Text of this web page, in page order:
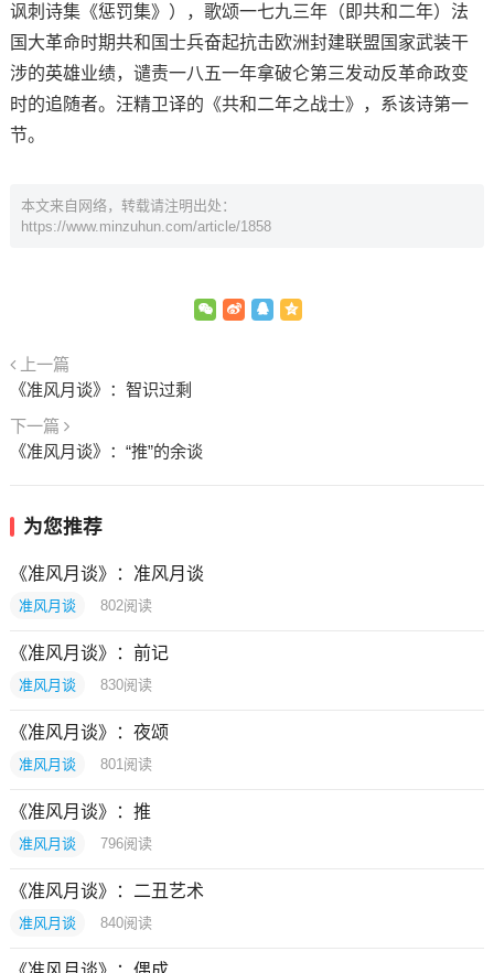
讽刺诗集《惩罚集》），歌颂一七九三年（即共和二年）法
国大革命时期共和国士兵奋起抗击欧洲封建联盟国家武装干
涉的英雄业绩，谴责一八五一年拿破仑第三发动反革命政变
时的追随者。汪精卫译的《共和二年之战士》，系该诗第一
节。
本文来自网络，转载请注明出处：
https://www.minzuhun.com/article/1858
上一篇
《准风月谈》：智识过剩
下一篇
《准风月谈》：“推”的余谈
为您推荐
《准风月谈》：准风月谈
准风月谈 802阅读
《准风月谈》：前记
准风月谈 830阅读
《准风月谈》：夜颂
准风月谈 801 阅读
《准风月谈》：推
准风月谈 796阅读
《准风月谈》：二丑艺术
准风月谈 840阅读